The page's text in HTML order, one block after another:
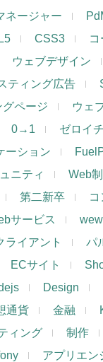
ネージャー
CSS3
ウェブデザイン
ティング広告
ページ ウェ
0→1 ゼロイチ
ーション
ニティ Web
第二新卒
サービス
ライアント パ
ECサイト
Design
通貨 金融
ィング 制作
アプリエン